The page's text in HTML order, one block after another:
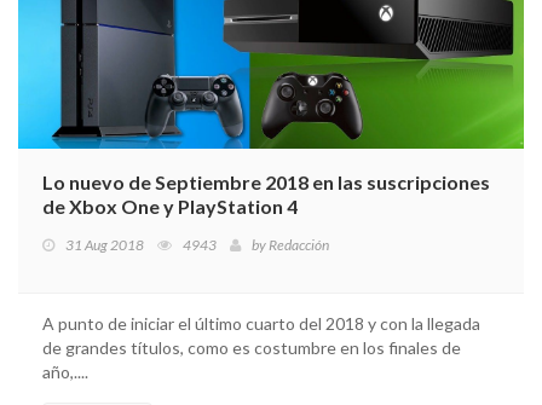
Lo nuevo de Septiembre 2018 en las suscripciones
de Xbox One y PlayStation 4
31 Aug 2018 4943 byRedacción
A punto de iniciar el último cuarto del 2018 y con la llegada
de grandes títulos, como es costumbre en los finales de
año,....